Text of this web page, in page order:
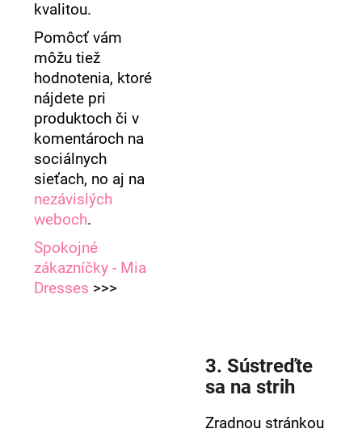
kvalitou.
Pomôcť vám
môžu tiež
hodnotenia, ktoré
nájdete pri
produktoch či v
komentároch na
sociálnych
sieťach, no aj na
nezávislých
weboch.
Spokojné
zákazníčky - Mia
Dresses >>>
3. Sústreďte
sa na strih
Zradnou stránkou